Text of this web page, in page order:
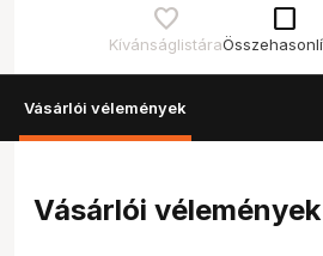
Kívánságlistára
check_box_outline_blank
Vásárlói vélemények
Vásárlói vélemények